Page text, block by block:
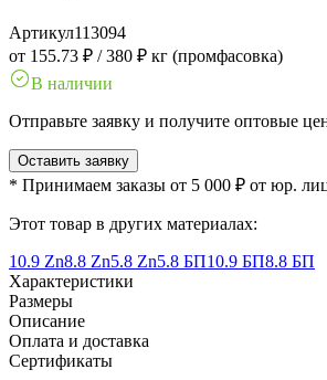
Артикул113094
от 155.73 ₽ /380 ₽ кг (промфасовка)
В наличии
Отправьте заявку и получите оптовые
Оставить заявку
* Принимаем заказы от 5 000 ₽ от юр.
Этот товар в других материалах:
10.9 Zn8.8 Zn5.8 Zn5.8 БП10.9 БП8.8 БП
Характеристики
Размеры
Описание
Оплата и доставка
Сертификаты